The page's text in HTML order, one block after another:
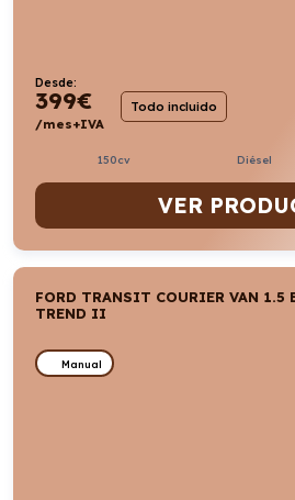
Desde:
399€
/mes+IVA
Todo incluido
150cv Diésel
VER
FORD TRANSIT COURIER VAN 1.5
TREND II
Manual